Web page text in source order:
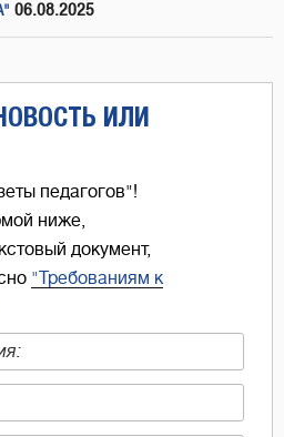
06.08.2025
ИЛИ
педагогов"!
ниже,
документ,
"Требованиям к